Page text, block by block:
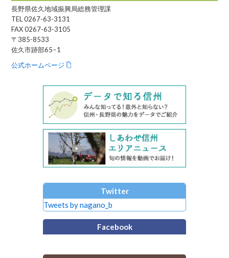
長野県佐久地域振興局総務管理課
TEL 0267-63-3131
FAX 0267-63-3105
〒385-8533
佐久市跡部65−1
公式ホームページ
Twitter
Tweets by nagano_b
Facebook